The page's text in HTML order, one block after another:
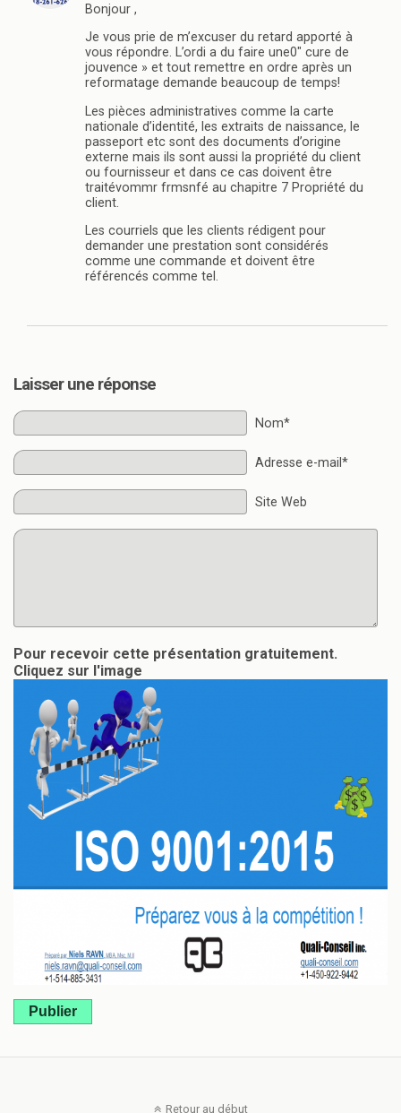
Bonjour ,
Je vous prie de m’excuser du retard apporté à
vous répondre. L’ordi a du faire une0″ cure de
jouvence » et tout remettre en ordre après un
reformatage demande beaucoup de temps!
Les pièces administratives comme la carte
nationale d’identité, les extraits de naissance, le
passeport etc sont des documents d’origine
externe mais ils sont aussi la propriété du client
ou fournisseur et dans ce cas doivent être
traitévommr frmsnfé au chapitre 7 Propriété du
client.
Les courriels que les clients rédigent pour
demander une prestation sont considérés
comme une commande et doivent être
référencés comme tel.
Laisser une réponse
Nom*
Adresse e-mail*
Site Web
Pour recevoir cette présentation gratuitement.
Cliquez sur l'image
Publier
Retour au début